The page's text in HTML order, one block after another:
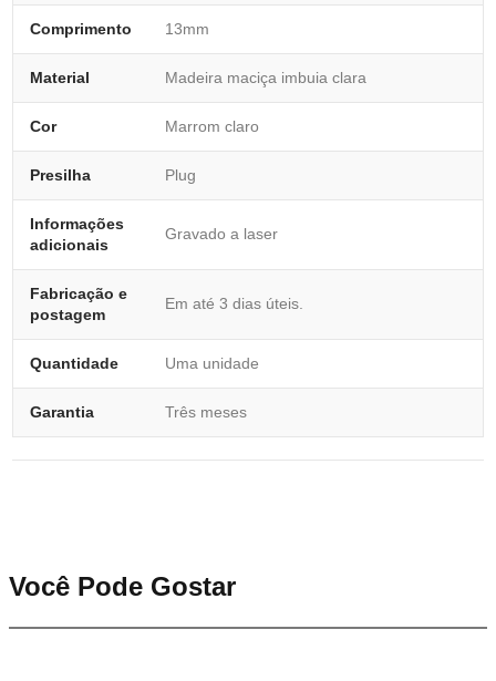
Comprimento 13mm
Material Madeira maciça imbuia clara
Cor Marrom claro
Presilha Plug
Informações
adicionais
Gravado a laser
Fabricação e
postagem
Em até 3 dias úteis.
Quantidade Uma unidade
Garantia Três meses
Você Pode Gostar